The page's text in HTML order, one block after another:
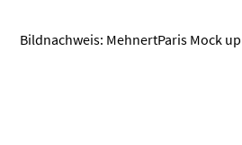
Bildnachweis: MehnertParis Mock up